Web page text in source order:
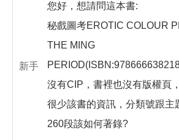
新手
您好，想請問這本書:
秘戲圖考EROTIC COLOUR
THE MING
沒有CIP，書裡也沒有版權頁
很少該書的資訊，分類號跟主
260段該如何著錄?